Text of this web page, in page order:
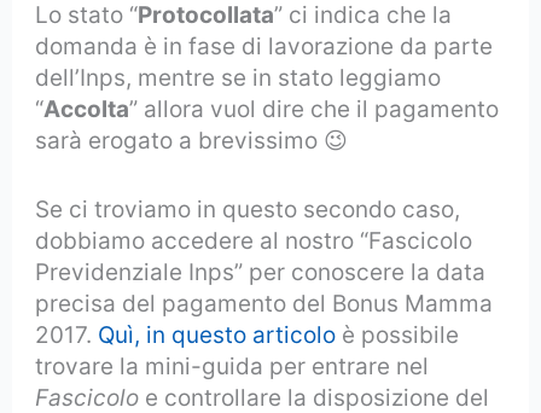
Lo stato “Protocollata” ci indica che la
domanda è in fase di lavorazione da parte
dell’Inps, mentre se in stato leggiamo
“Accolta” allora vuol dire che il pagamento
sarà erogato a brevissimo 😉
Se ci troviamo in questo secondo caso,
dobbiamo accedere al nostro “Fascicolo
Previdenziale Inps” per conoscere la data
precisa del pagamento del Bonus Mamma
2017. Quì, in questo articolo è possibile
trovare la mini-guida per entrare nel
Fascicolo e controllare la disposizione del